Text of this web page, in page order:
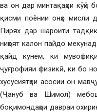
ва он дар минтақаҳои
қисми поёнии онҳо мисли
Пирях дар шароити тадқиқи
ниҳоят калон пайдо
қайд кунем, ки
ҷуғрофияи физикӣ, ки бо
хусусиятҳои асосии он
(Ҷануб ва Шимол)
боқимондаҳои давраи